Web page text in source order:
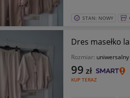
STAN: NOWY
Dres masełko
Rozmiar: uniwersalny
KUP TERAZ
99 zł